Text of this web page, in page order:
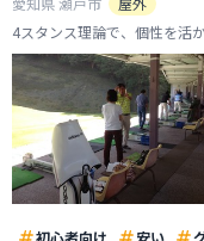
4スタンス理論で、個性を活
初心者向け
安い